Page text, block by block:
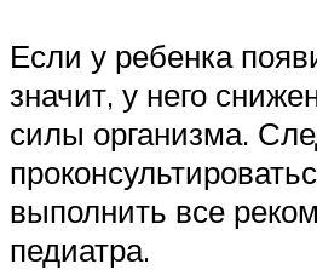
Если у ребенка
значит, у него
силы организма.
выполнить все
педиатра.